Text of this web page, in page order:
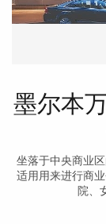
墨尔本
坐落于中央商业
适用用来进行商
院、